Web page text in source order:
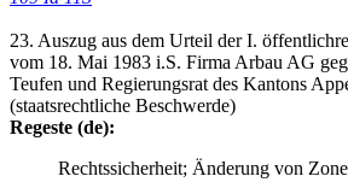
23. Auszug aus dem Urteil der I.
vom 18. Mai 1983 i.S. Firma Arbau AG
Teufen und Regierungsrat des Kantons
(staatsrechtliche Beschwerde)
Regeste (de):
Rechtssicherheit; Änderung von